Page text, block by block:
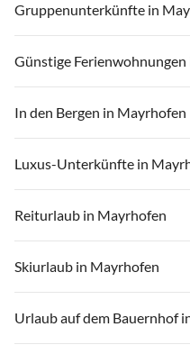
Gruppenunterkünfte in
Günstige
In den Bergen in Mayrhofen
Luxus-Unterkünfte in
Reiturlaub in Mayrhofen
Skiurlaub in Mayrhofen
Urlaub auf dem Bauernhof